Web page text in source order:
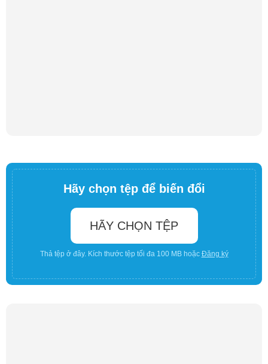
Hãy chọn tệp để biến đổi
HÃY CHỌN TỆP
Thả tệp ở đây. Kích thước tệp tối đa 100 MB hoặc Đăng ký